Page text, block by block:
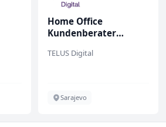
Home Office
Kundenberater
TELUS Digital
Sarajevo